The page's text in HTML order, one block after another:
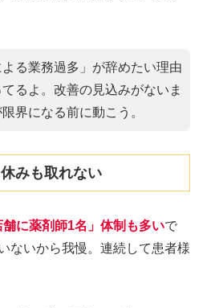
よる業務過多」が辞めたい理由
るよ。改善の見込みがないま
界になる前に動こう。
みも取れない
舗に薬剤師1名」体制も多いで
ないから我慢。連続して患者様